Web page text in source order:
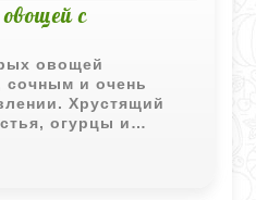
с
овощей
сочным и очень
Хрустящий
огурцы и
с мягкой
с горчицей.